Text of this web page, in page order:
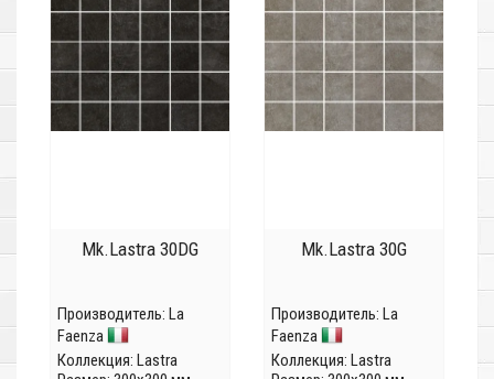
Mk.Lastra 30DG
Производитель: La
Faenza
Коллекция: Lastra
Mk.Lastra 30G
Производитель: La
Faenza
Коллекция: Lastra